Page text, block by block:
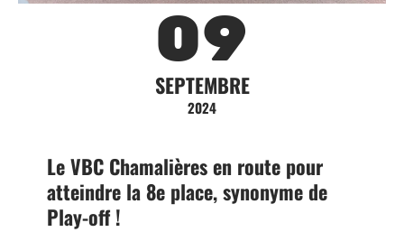
09
SEPTEMBRE
2024
Le VBC Chamalières en route pour
atteindre la 8e place, synonyme de
Play-off !